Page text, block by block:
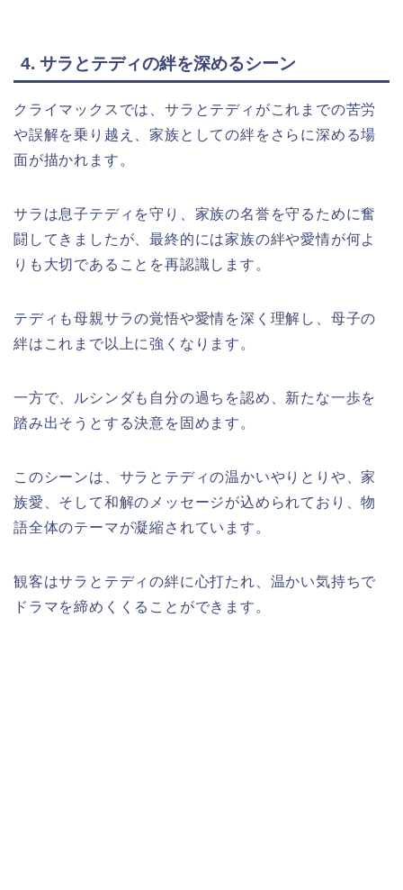
4. サラとテディの絆を深めるシーン
クライマックスでは、サラとテディがこれまでの苦労
や誤解を乗り越え、家族としての絆をさらに深める場
面が描かれます。
サラは息子テディを守り、家族の名誉を守るために奮
闘してきましたが、最終的には家族の絆や愛情が何よ
りも大切であることを再認識します。
テディも母親サラの覚悟や愛情を深く理解し、母子の
絆はこれまで以上に強くなります。
一方で、ルシンダも自分の過ちを認め、新たな一歩を
踏み出そうとする決意を固めます。
このシーンは、サラとテディの温かいやりとりや、家
族愛、そして和解のメッセージが込められており、物
語全体のテーマが凝縮されています。
観客はサラとテディの絆に心打たれ、温かい気持ちで
ドラマを締めくくることができます。